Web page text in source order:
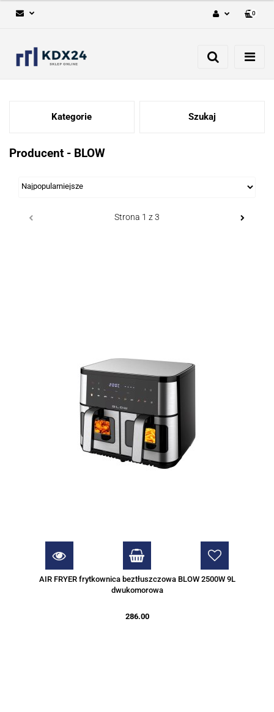
Zarejestruj się
0
Kategorie Szukaj
Producent - BLOW
AIR FRYER frytkownica beztłuszczowa BLOW 2500W 9L
dwukomorowa
286.00